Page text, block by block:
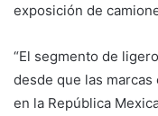
exposición de
“El segmento de
desde que las
en la República